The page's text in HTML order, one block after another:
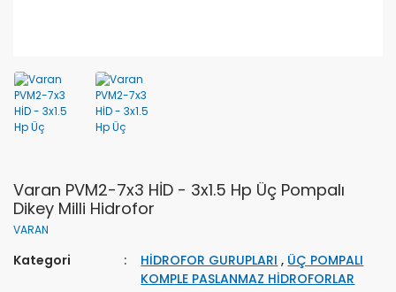
Varan PVM2-7x3 HİD - 3x1.5 Hp Üç Pompalı
Dikey Milli Hidrofor
VARAN
Kategori HİDROFOR GURUPLARI , ÜÇ POMPALI
KOMPLE PASLANMAZ HİDROFORLAR